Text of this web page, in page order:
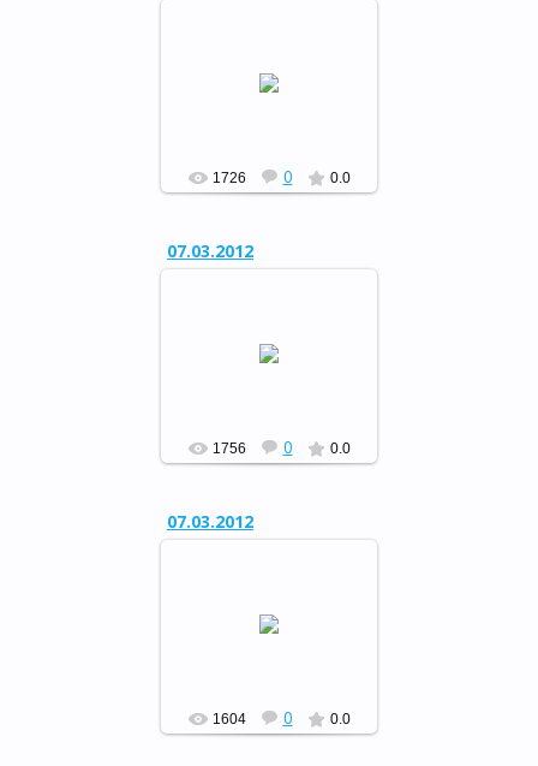
«Свет женщины…»
1726 0 0.0
07.03.2012
«Свет женщины…»
1756 0 0.0
07.03.2012
«Свет женщины…»
1604 0 0.0